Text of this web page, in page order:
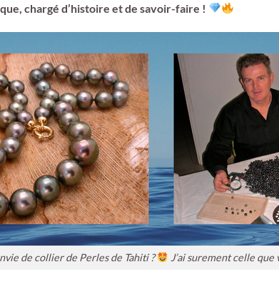
chargé d’histoire et de savoir-faire !
de collier de Perles de Tahiti ? J’ai surement celle